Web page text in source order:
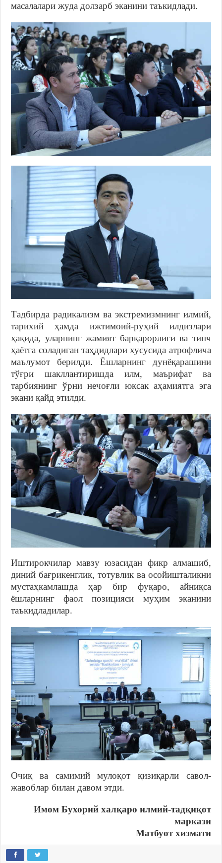
масалалари жуда долзарб эканини таъкидлади.
Тадбирда радикализм ва экстремизмнинг илмий,
тарихий ҳамда ижтимоий-руҳий илдизлари
ҳақида, уларнинг жамият барқарорлиги ва тинч
ҳаётга соладиган таҳдидлари хусусида атрофлича
маълумот берилди. Ёшларнинг дунёқарашини
тўғри шакллантиришда илм, маърифат ва
тарбиянинг ўрни нечоғли юксак аҳамиятга эга
экани қайд этилди.
Иштирокчилар мавзу юзасидан фикр алмашиб,
диний бағрикенглик, тотувлик ва осойишталикни
мустаҳкамлашда ҳар бир фуқаро, айниқса
ёшларнинг фаол позицияси муҳим эканини
таъкидладилар.
Очиқ ва самимий мулоқот қизиқарли савол-
жавоблар билан давом этди.
Имом Бухорий халқаро илмий-тадқиқот
маркази
Матбуот хизмати